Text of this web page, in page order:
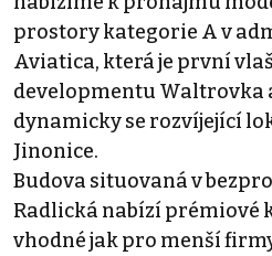
prostory kategorie A v
Aviatica, která je první
developmentu Waltrovka
dynamicky se rozvíjející
Jinonice.
Budova situovaná v
Radlická nabízí prémiové
vhodné jak pro menší